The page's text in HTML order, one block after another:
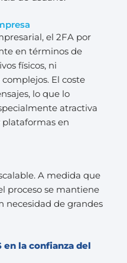
el 2FA por
en términos de
físicos, ni
El coste
lo que lo
atractiva
en
A medida que
proceso se mantiene
necesidad de grandes
en la confianza del